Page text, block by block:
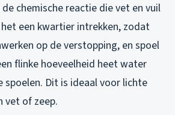
chemische reactie die vet en vuil
een kwartier intrekken, zodat
op de verstopping, en spoel
flinke hoeveelheid heet water
spoelen. Dit is ideaal voor lichte
vet of zeep.